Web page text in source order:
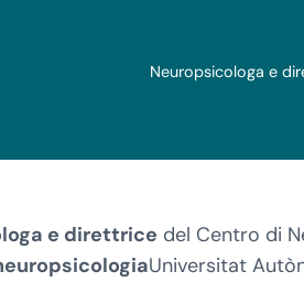
Neuropsicologa e
e direttrice del Centro di
Universitat